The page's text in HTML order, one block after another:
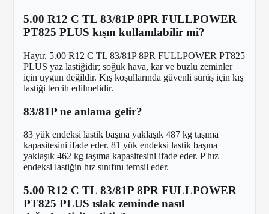
5.00 R12 C TL 83/81P 8PR FULLPOWER
PT825 PLUS kışın kullanılabilir mi?
Hayır. 5.00 R12 C TL 83/81P 8PR FULLPOWER PT825
PLUS yaz lastiğidir; soğuk hava, kar ve buzlu zeminler
için uygun değildir. Kış koşullarında güvenli sürüş için kış
lastiği tercih edilmelidir.
83/81P ne anlama gelir?
83 yük endeksi lastik başına yaklaşık 487 kg taşıma
kapasitesini ifade eder. 81 yük endeksi lastik başına
yaklaşık 462 kg taşıma kapasitesini ifade eder. P hız
endeksi lastiğin hız sınıfını temsil eder.
5.00 R12 C TL 83/81P 8PR FULLPOWER
PT825 PLUS ıslak zeminde nasıl